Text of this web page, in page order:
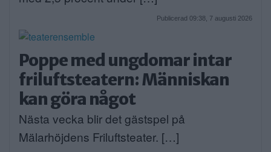
Publicerad 09:38, 7 augusti 2026
Poppe med ungdomar intar
friluftsteatern: Människan
kan göra något
Nästa vecka blir det gästspel på
Mälarhöjdens Friluftsteater. […]